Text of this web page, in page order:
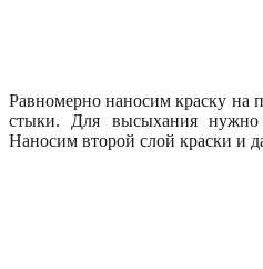
Равномерно наносим краску на
стыки. Для высыхания нужно
Наносим второй слой краски и